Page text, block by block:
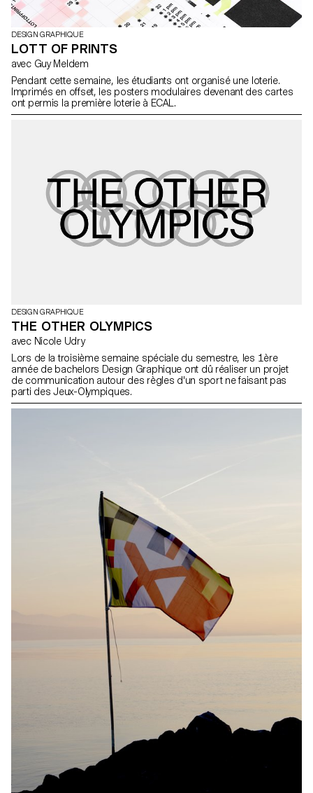
DESIGN GRAPHIQUE
LOTT OF PRINTS
avec Guy Meldem
Pendant cette semaine, les étudiants ont organisé une loterie.
Imprimés en offset, les posters modulaires devenant des cartes
ont permis la première loterie à ECAL.
DESIGN GRAPHIQUE
THE OTHER OLYMPICS
avec Nicole Udry
Lors de la troisième semaine spéciale du semestre, les 1ère
année de bachelors Design Graphique ont dû réaliser un projet
de communication autour des règles d'un sport ne faisant pas
parti des Jeux-Olympiques.